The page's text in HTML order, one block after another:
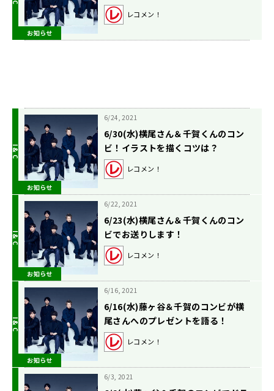
お知らせ
レコメン！
お知らせ
6/24, 2021
6/30(水)横尾さん＆千賀くんのコン
ビ！イラストを描くコツは？
レコメン！
お知らせ
6/22, 2021
6/23(水)横尾さん＆千賀くんのコン
ビでお送りします！
レコメン！
お知らせ
6/16, 2021
6/16(水)藤ヶ谷＆千賀のコンビが横
尾さんへのプレゼントを語る！
レコメン！
6/3, 2021